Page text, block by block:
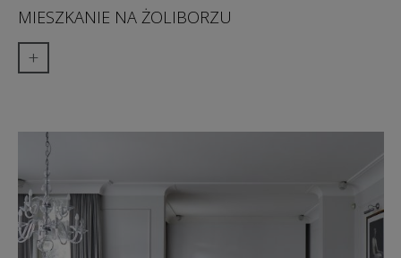
MIESZKANIE NA ŻOLIBORZU
+